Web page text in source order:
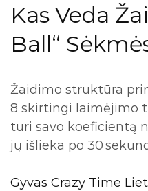
Kas Veda
Ball“
Žaidimo struktūra
8 skirtingi laimėjimo
turi savo koeficientą
jų išlieka po 30
Gyvas Crazy Time